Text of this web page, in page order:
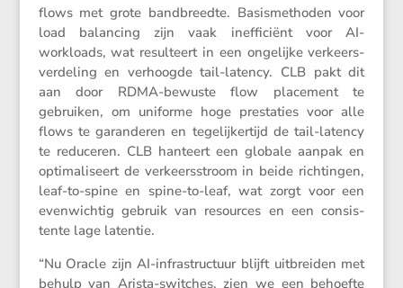
flows met grote bandbreedte. Basis­me­thoden voor
load balan­cing zijn vaak ineffi­ciënt voor AI-
workloads, wat resul­teert in een ongelijke verkeers­
ver­de­ling en verhoogde tail-latency. CLB pakt dit
aan door RDMA-bewuste flow place­ment te
gebruiken, om uniforme hoge presta­ties voor alle
flows te garan­deren en tegelij­ker­tijd de tail-latency
te reduceren. CLB hanteert een globale aanpak en
optima­li­seert de verkeers­stroom in beide richtingen,
leaf-to-spine en spine-to-leaf, wat zorgt voor een
evenwichtig gebruik van resources en een consis­
tente lage latentie.
“Nu Oracle zijn AI-infra­struc­tuur blijft uitbreiden met
behulp van Arista-switches, zien we een behoefte